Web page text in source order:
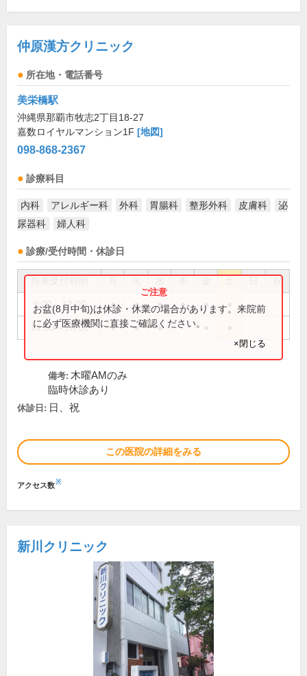
仲原漢方クリニック
所在地・電話番号
美栄橋駅
沖縄県那覇市牧志2丁目18-27
嘉数ロイヤルマンション1F [地図]
098-868-2367
診療科目
内科 アレルギー科 外科 胃腸科 整形外科 皮膚科
泌
尿器科
婦人科
診療/受付時間・休診日
祝
9:00～12:00 ● ● ● ● ●
14:30～18:00 ● ● ●
お盆(8月中旬)は休診・休業の場合があります。来院前
に必ず医療機関に直接ご確認ください。
×閉じる
備考: 木曜AMのみ
臨時休診あり
休診日: 日、祝
この医院の詳細をみる
アクセス数※
新川クリニック